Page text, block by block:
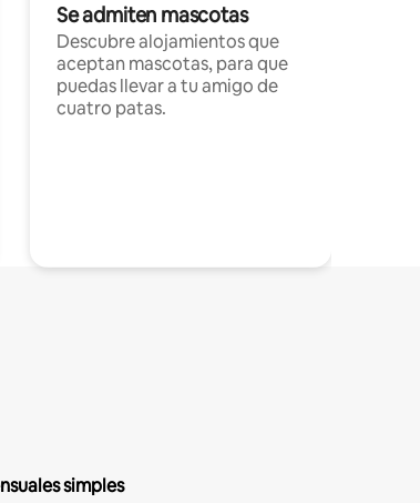
Se admiten mascotas
Descubre alojamientos que
aceptan mascotas, para que
puedas llevar a tu amigo de
cuatro patas.
simples